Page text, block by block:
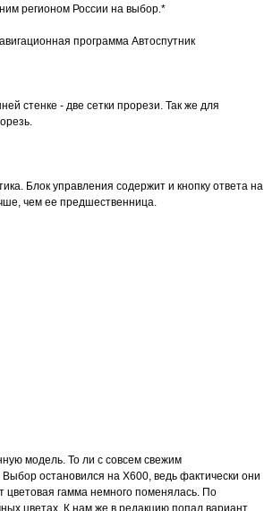
регионом России на выбор.*
программа Автоспутник
стенке - две сетки прорези. Так же для
Блок управления содержит и кнопку ответа на
чем ее предшественница.
модель. То ли с совсем свежим
остановился на X600, ведь фактически они
гамма немного поменялась. По
цветах. К нам же в редакцию попал вариант